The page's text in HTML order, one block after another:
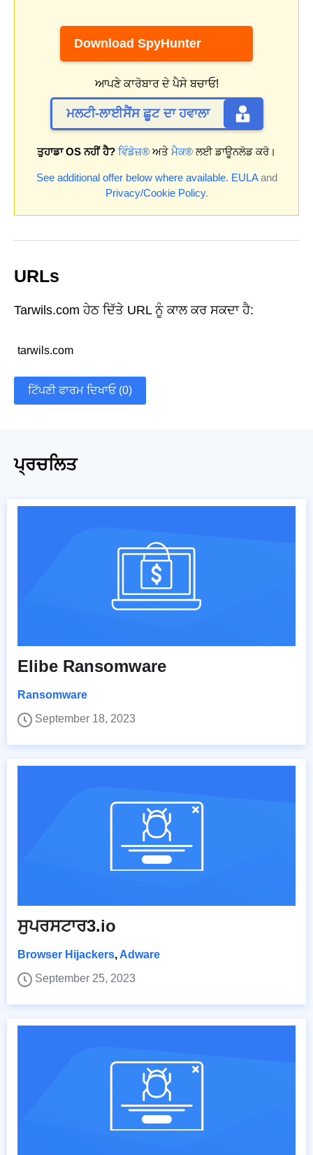
Download SpyHunter
ਆਪਣੇ ਕਾਰੋਬਾਰ ਦੇ ਪੈਸੇ ਬਚਾਓ!
ਮਲਟੀ-ਲਾਈਸੈਂਸ ਛੂਟ ਦਾ ਹਵਾਲਾ
ਤੁਹਾਡਾ OS ਨਹੀਂ ਹੈ? ਵਿੰਡੋਜ਼® ਅਤੇ ਮੈਕ® ਲਈ ਡਾਊਨਲੋਡ ਕਰੋ।
See additional offer below where available. EULAand
Privacy/Cookie Policy.
URLs
Tarwils.com ਹੇਠ ਦਿੱਤੇ URL ਨੂੰ ਕਾਲ ਕਰ ਸਕਦਾ ਹੈ:
tarwils.com
ਟਿੱਪਣੀ ਫਾਰਮ ਦਿਖਾਓ (0)
ਪ੍ਰਚਲਿਤ
Elibe Ransomware
Ransomware
September 18, 2023
ਸੁਪਰਸਟਾਰ3.io
Browser Hijackers, Adware
September 25, 2023